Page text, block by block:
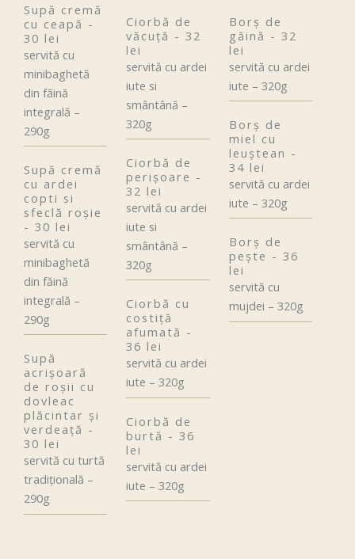
Supă cremă
cu ceapă -
30 lei
servită cu
minibaghetă
din făină
integrală –
290g
Supă cremă
cu ardei
copti si
sfeclă roșie
- 30 lei
servită cu
minibaghetă
din făină
integrală –
290g
Supă
acrișoară
de roșii cu
dovleac
plăcintar și
verdeață -
30 lei
servită cu turtă
tradiţională –
290g
Ciorbă de
văcuţă - 32
lei
servită cu ardei
iute si
smântână –
320g
Ciorbă de
perișoare -
32 lei
servită cu ardei
iute si
smântână –
320g
Ciorbă cu
costiţă
afumată -
36 lei
servită cu ardei
iute – 320g
Ciorbă de
burtă - 36
lei
servită cu ardei
iute – 320g
Borș de
găină - 32
lei
servită cu ardei
iute – 320g
Borș de
miel cu
leuștean -
34 lei
servită cu ardei
iute – 320g
Borș de
pește - 36
lei
servită cu
mujdei – 320g